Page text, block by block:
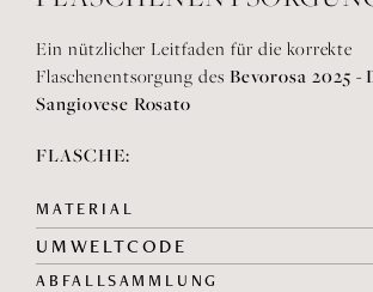
Ein nützlicher Leitfaden für die korrekte
Flaschenentsorgung des Bevorosa 2025 -
Sangiovese Rosato
FLASCHE:
MATERIAL
UMWELTCODE
ABFALLSAMMLUNG